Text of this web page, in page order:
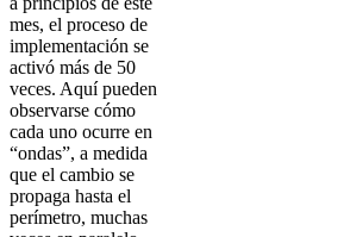
mes, el proceso de
implementación se
activó más de 50
veces. Aquí pueden
observarse cómo
cada uno ocurre en
“ondas”, a medida
que el cambio se
propaga hasta el
perímetro, muchas